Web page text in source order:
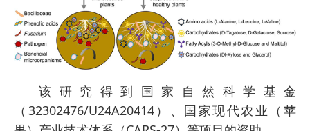
该研究得到国家自然科学基金
（32302476/U24A20414）、国家现代农业（苹